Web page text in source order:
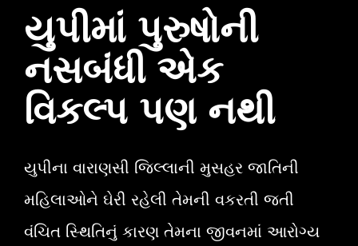
યુપીમાં પુરુષોની
નસબંધી એક
વિકલ્પ પણ નથી
યુપીના વારાણસી જિલ્લાની મુસહર જાતિની
મહિલાઓને ઘેરી રહેલી તેમની વકરતી જતી
વંચિત સ્થિતિનું કારણ તેમના જીવનમાં આરોગ્ય